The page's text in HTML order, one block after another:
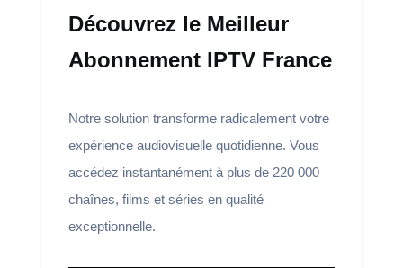
Découvrez le Meilleur
Abonnement IPTV France
Notre solution transforme radicalement votre
expérience audiovisuelle quotidienne. Vous
accédez instantanément à plus de 220 000
chaînes, films et séries en qualité
exceptionnelle.